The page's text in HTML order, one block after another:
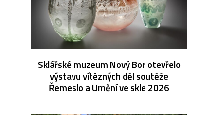
Sklářské muzeum Nový Bor otevřelo
výstavu vítězných děl soutěže
Řemeslo a Umění ve skle 2026